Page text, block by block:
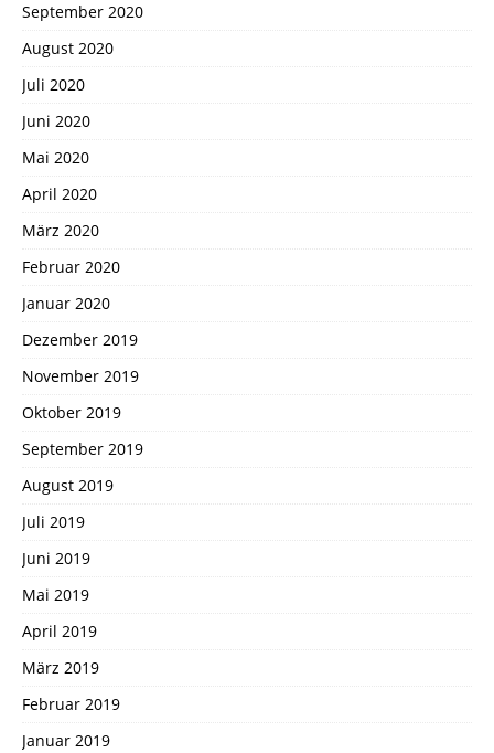
September 2020
August 2020
Juli 2020
Juni 2020
Mai 2020
April 2020
März 2020
Februar 2020
Januar 2020
Dezember 2019
November 2019
Oktober 2019
September 2019
August 2019
Juli 2019
Juni 2019
Mai 2019
April 2019
März 2019
Februar 2019
Januar 2019